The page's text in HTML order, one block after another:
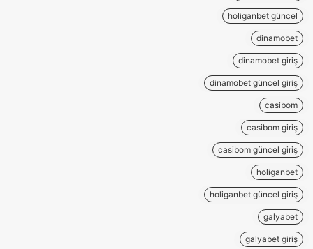
holiganbet güncel
dinamobet
dinamobet giriş
dinamobet güncel giriş
casibom
casibom giriş
casibom güncel giriş
holiganbet
holiganbet güncel giriş
galyabet
galyabet giriş